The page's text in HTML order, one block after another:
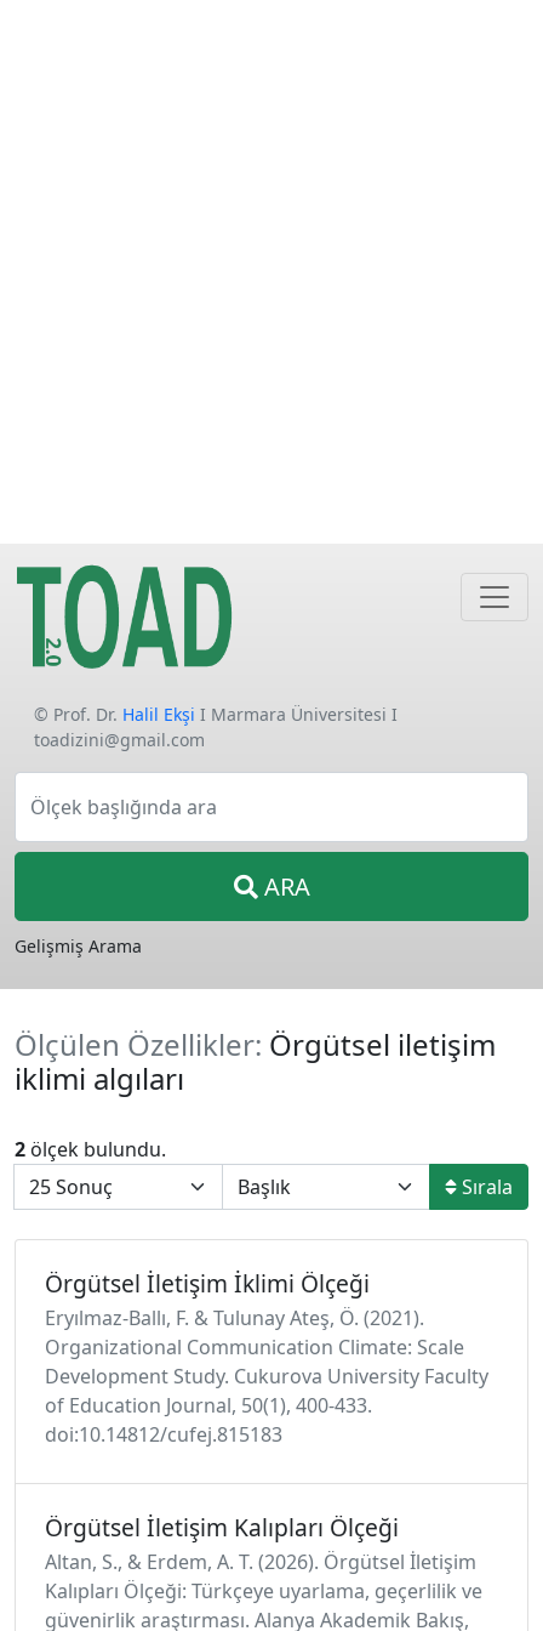
© Prof. Dr. Halil Ekşi I Marmara Üniversitesi I
toadizini@gmail.com
Ölçek başlığında ara
ARA
Gelişmiş Arama
Ölçülen Özellikler: Örgütsel iletişim
iklimi algıları
2 ölçek bulundu.
Sırala
Örgütsel İletişim İklimi Ölçeği
Eryılmaz-Ballı, F. & Tulunay Ateş, Ö. (2021).
Organizational Communication Climate: Scale
Development Study. Cukurova University Faculty
of Education Journal, 50(1), 400-433.
doi:10.14812/cufej.815183
Örgütsel İletişim Kalıpları Ölçeği
Altan, S., & Erdem, A. T. (2026). Örgütsel İletişim
Kalıpları Ölçeği: Türkçeye uyarlama, geçerlilik ve
güvenirlik araştırması. Alanya Akademik Bakış,